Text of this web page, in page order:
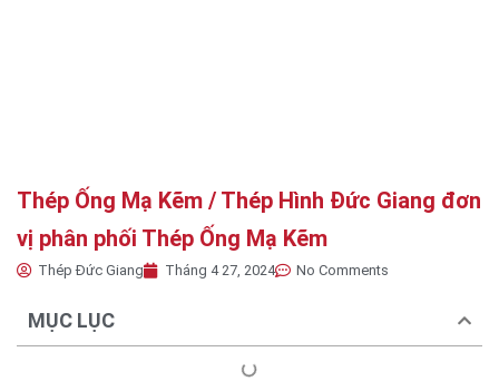
Thép Ống Mạ Kẽm / Thép Hình Đức Giang đơn
vị phân phối Thép Ống Mạ Kẽm
Thép Đức Giang Tháng 4 27, 2024 No Comments
MỤC LỤC